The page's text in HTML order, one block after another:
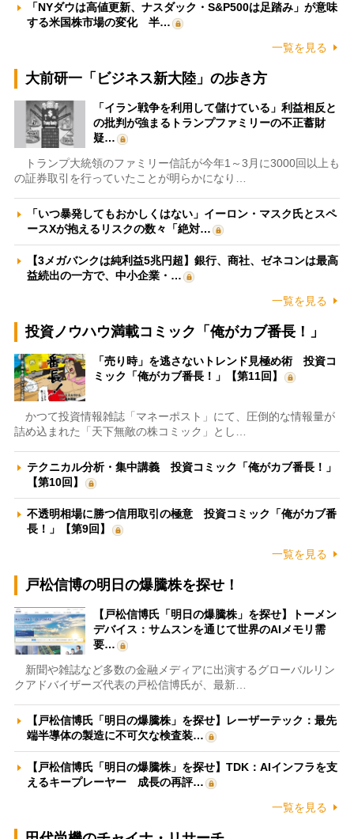
「NYダウは高値更新、ナスダック・S&P500は足踏み」が意味
する米国株市場の変化 半…
一覧を見る
大前研一「ビジネス新大陸」の歩き方
「イラン戦争を利用して儲けている」利益相反と
の批判が強まるトランプファミリーの不正蓄財
疑…
トランプ大統領のファミリー信託が今年1～3月に3000回以上も
の証券取引を行っていたことが明らかになり…
「いつ暴発してもおかしくはない」イーロン・マスク氏とスペ
ースXが抱えるリスクの数々「絶対…
【3メガバンクは純利益5兆円超】銀行、商社、ゼネコンは最高
益続出の一方で、中小企業・…
一覧を見る
投資ノウハウ満載コミック「俺がカブ番長！」
「売り時」を逃さないトレンド見極め術 投資コ
ミック「俺がカブ番長！」【第11回】
かつて投資情報雑誌「マネーポスト」にて、圧倒的な情報量が
詰め込まれた「天下無敵の株コミック」とし…
テクニカル分析・集中講義 投資コミック「俺がカブ番長！」
【第10回】
不透明相場に勝つ信用取引の極意 投資コミック「俺がカブ番
長！」【第9回】
一覧を見る
戸松信博の明日の爆騰株を探せ！
【戸松信博氏「明日の爆騰株」を探せ】トーメン
デバイス：サムスンを通じて世界のAIメモリ需
要…
新聞や雑誌など多数の金融メディアに出演するグローバルリン
クアドバイザーズ代表の戸松信博氏が、最新…
【戸松信博氏「明日の爆騰株」を探せ】レーザーテック：最先
端半導体の製造に不可欠な検査装…
【戸松信博氏「明日の爆騰株」を探せ】TDK：AIインフラを支
えるキープレーヤー 成長の再評…
一覧を見る